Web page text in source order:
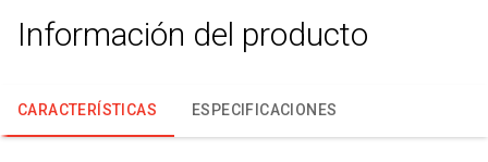
Información del producto
CARACTERÍSTICAS ESPECIFICACIONES